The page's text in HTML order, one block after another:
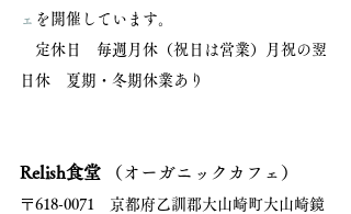
ェ を開催しています。
定休日　毎週月休（祝日は営業）月祝の翌
日休　夏期・冬期休業あり
Relish食堂 （オーガニックカフェ）
〒618-0071　京都府乙訓郡大山崎町大山崎鏡